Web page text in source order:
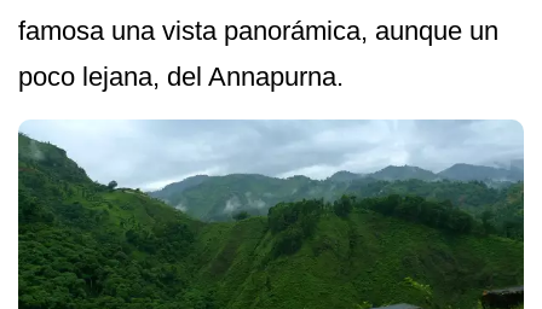
famosa una vista panorámica, aunque un
poco lejana, del Annapurna.